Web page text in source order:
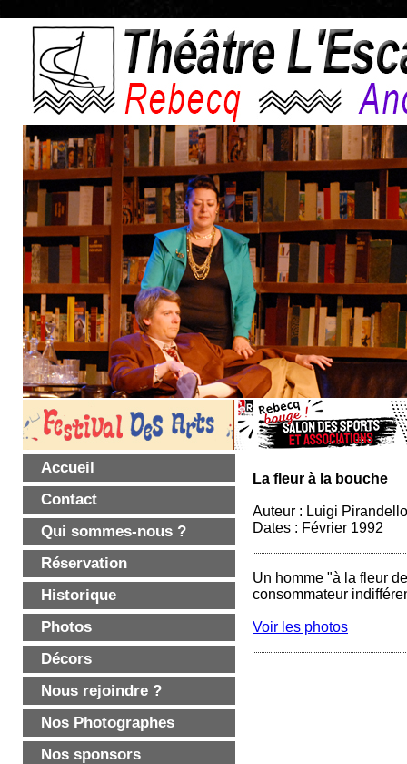
Accueil
Contact
Qui sommes-nous ?
Réservation
Historique
Photos
Décors
Nous rejoindre ?
Nos Photographes
Nos sponsors
La fleur à la bouche
Auteur : Luigi Pirandello
Dates : Février 1992
Un homme "à la fleur
consommateur
Voir les photos